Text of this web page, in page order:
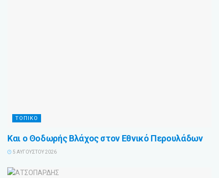
ΤΟΠΙΚΌ
Και ο Θοδωρής Βλάχος στον Εθνικό Περουλάδων
5 ΑΥΓΟΎΣΤΟΥ 2026